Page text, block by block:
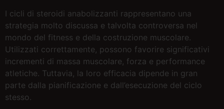
I cicli di steroidi anabolizzanti rappresentano una
strategia molto discussa e talvolta controversa nel
mondo del fitness e della costruzione muscolare.
Utilizzati correttamente, possono favorire significativi
incrementi di massa muscolare, forza e performance
atletiche. Tuttavia, la loro efficacia dipende in gran
parte dalla pianificazione e dall’esecuzione del ciclo
stesso.